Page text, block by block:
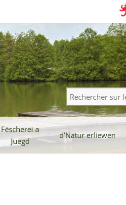
Fëscherei a
Juegd
d’Natur erliewen
Rechercher
sur
le
site